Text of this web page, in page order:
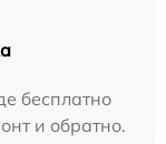
бесплатно
и обратно.